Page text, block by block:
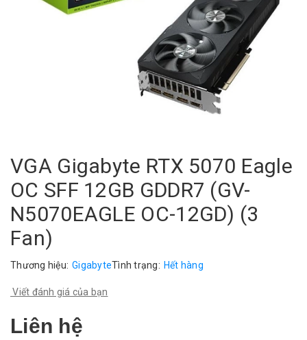
VGA Gigabyte RTX 5070 Eagle
OC SFF 12GB GDDR7 (GV-
N5070EAGLE OC-12GD) (3
Fan)
Thương hiệu: GigabyteTình trạng: Hết hàng
Viết đánh giá của bạn
Liên hệ